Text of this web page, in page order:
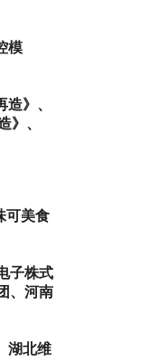
模
》、
》、
可美食
子株式
、河南
湖北维